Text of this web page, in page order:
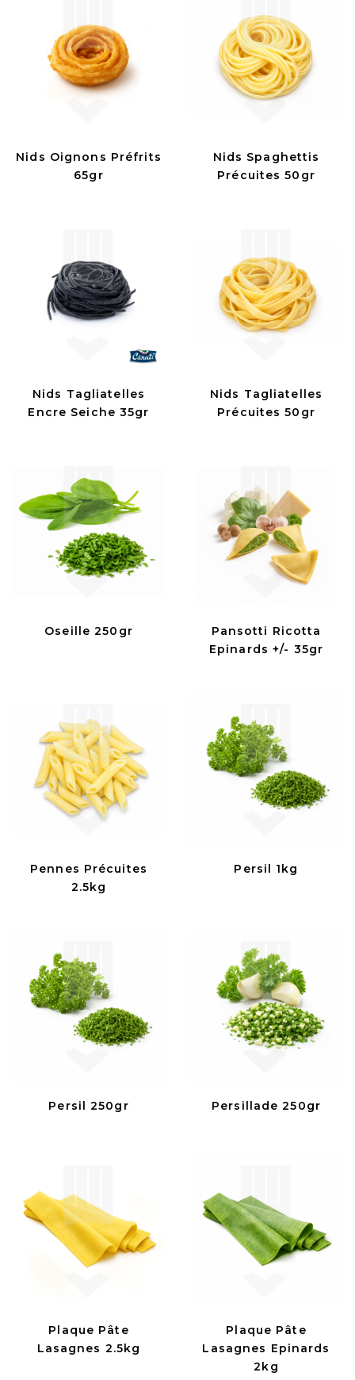
Nids Oignons Préfrits
65gr
Nids Spaghettis
Précuites 50gr
Nids Tagliatelles
Encre Seiche 35gr
Nids Tagliatelles
Précuites 50gr
Oseille 250gr
Pansotti Ricotta
Epinards +/- 35gr
Pennes Précuites
2.5kg
Persil 1kg
Persil 250gr Persillade 250gr
Plaque Pâte
Lasagnes 2.5kg
Plaque Pâte
Lasagnes Epinards
2kg